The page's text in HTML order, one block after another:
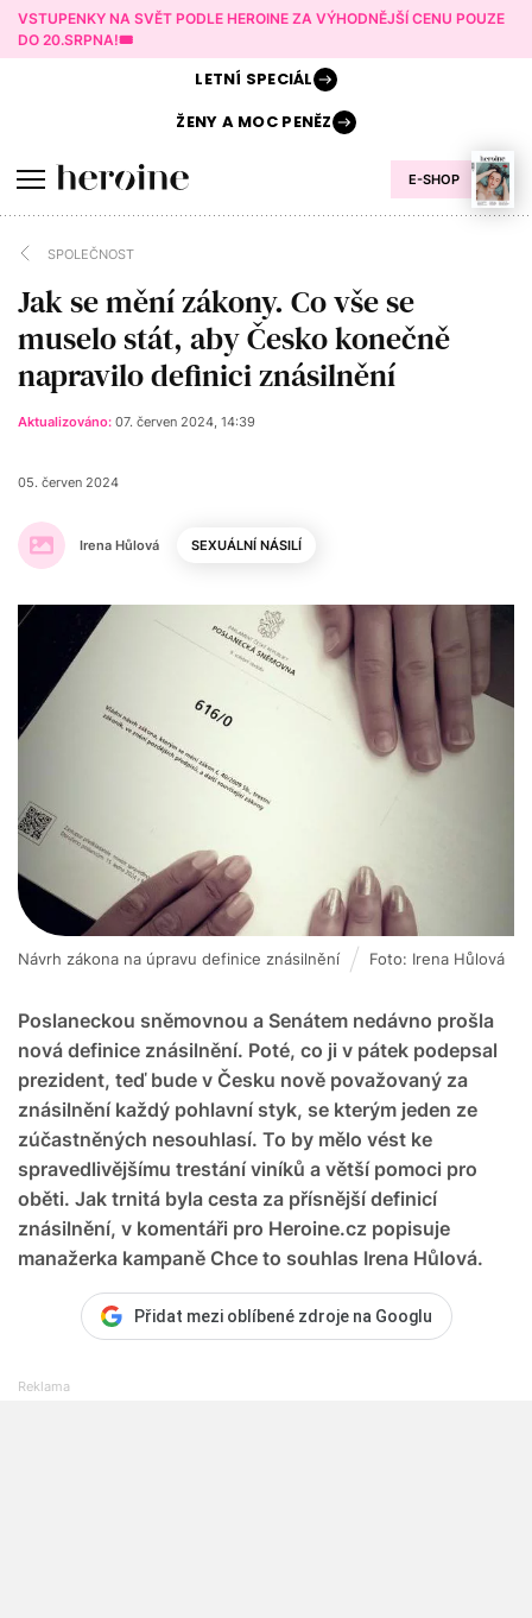
VSTUPENKY NA SVĚT PODLE HEROINE ZA VÝHODNĚJŠÍ CENU POUZE
DO 20.SRPNA!🎟️
E-SHOP
LETNÍ SPECIÁL
ŽENY AMOC PENĚZ
SPOLEČNOST
Jak se mění zákony. Co vše se
muselo stát, aby Česko konečně
napravilo definici znásilnění
Aktualizováno: 07. červen 2024, 14:39
Irena Hůlová
05. červen 2024
SEXUÁLNÍ NÁSILÍ
Poslaneckou sněmovnou a Senátem nedávno prošla
nová definice znásilnění. Poté, co ji v pátek podepsal
prezident, teď bude v Česku nově považovaný za
znásilnění každý pohlavní styk, se kterým jeden ze
zúčastněných nesouhlasí. To by mělo vést ke
spravedlivějšímu trestání viníků a větší pomoci pro
oběti. Jak trnitá byla cesta za přísnější definicí
znásilnění, v komentáři pro Heroine.cz popisuje
manažerka kampaně Chce to souhlas Irena Hůlová.
Návrh zákona na úpravu definice znásilnění Foto: Irena Hůlová
Přidat mezi oblíbené zdroje na Googlu